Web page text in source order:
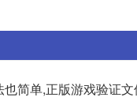
简单,正版游戏验证